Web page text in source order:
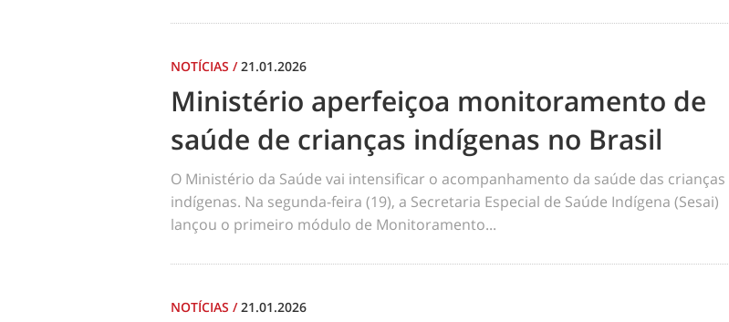
NOTÍCIAS /21.01.2026
Ministério aperfeiçoa monitoramento de
saúde de crianças indígenas no Brasil
O Ministério da Saúde vai intensificar o acompanhamento da saúde das crianças
indígenas. Na segunda-feira (19), a Secretaria Especial de Saúde Indígena (Sesai)
lançou o primeiro módulo de Monitoramento...
NOTÍCIAS /21.01.2026